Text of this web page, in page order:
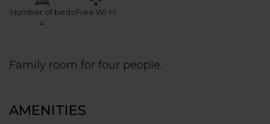
Number of beds
4
Free Wi-Fi
Family room for four people.
AMENITIES